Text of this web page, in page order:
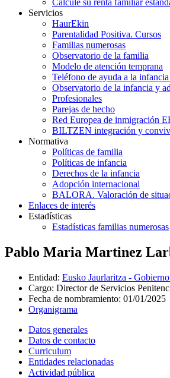
Servicios
HaurEkin
Parentalidad Positiva. Cursos
Familias numerosas
Observatorio de la familia
Modelo de atención temprana
Teléfono de ayuda a la
Observatorio de la infancia y
Profesionales
Parejas de hecho
Red Europea de inmigración
BILTZEN integración y
Normativa
Políticas de familia
Políticas de infancia
Derechos de la infancia
Adopción internacional
BALORA. Valoración de
Enlaces de interés
Estadísticas
Estadísticas familias numerosas
Pablo Maria Martinez
Entidad: Eusko Jaurlaritza -
Cargo: Director de Servicios
Fecha de nombramiento: 01/01/2025
Organigrama
Datos generales
Datos de contacto
Curriculum
Entidades relacionadas
Actividad pública